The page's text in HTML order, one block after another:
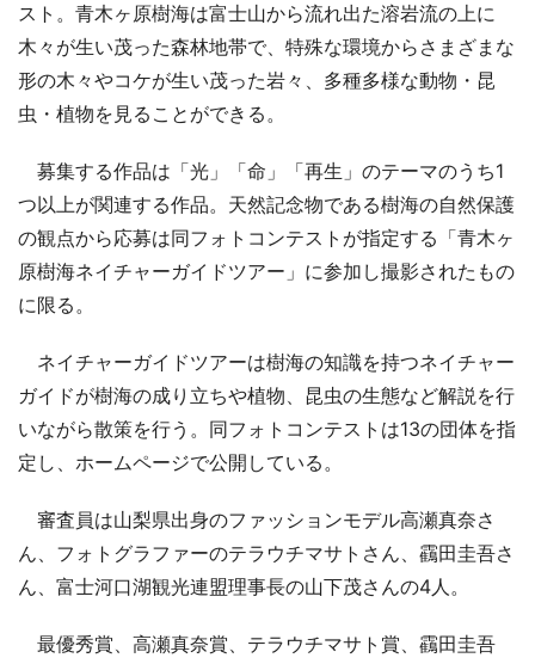
スト。青木ヶ原樹海は富士山から流れ出た溶岩流の上に
木々が生い茂った森林地帯で、特殊な環境からさまざまな
形の木々やコケが生い茂った岩々、多種多様な動物・昆
虫・植物を見ることができる。
募集する作品は「光」「命」「再生」のテーマのうち1
つ以上が関連する作品。天然記念物である樹海の自然保護
の観点から応募は同フォトコンテストが指定する「青木ヶ
原樹海ネイチャーガイドツアー」に参加し撮影されたもの
に限る。
ネイチャーガイドツアーは樹海の知識を持つネイチャー
ガイドが樹海の成り立ちや植物、昆虫の生態など解説を行
いながら散策を行う。同フォトコンテストは13の団体を指
定し、ホームページで公開している。
審査員は山梨県出身のファッションモデル高瀬真奈さ
ん、フォトグラファーのテラウチマサトさん、靍田圭吾さ
ん、富士河口湖観光連盟理事長の山下茂さんの4人。
最優秀賞、高瀬真奈賞、テラウチマサト賞、靍田圭吾